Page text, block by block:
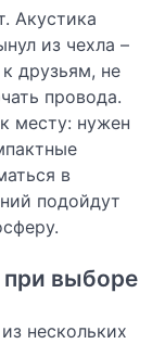
Акустика
из чехла –
друзьям, не
провода.
месту: нужен
в
подойдут
при выборе
нескольких